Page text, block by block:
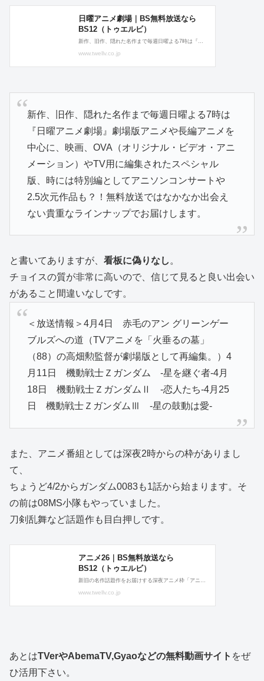
新作、旧作、隠れた名作まで毎週日曜よる7時は
『日曜アニメ劇場』 劇場版アニメや長編アニメを
中心に、映画、OVA（オリジナル・ビデオ・アニ
メーション）やTV用に編集されたスペシャル
版、時には特別編としてアニソンコンサートや
2.5次元作品も？！ 無料放送ではなかなか出会え
ない貴重なラインナップでお届けします。
と書いてありますが、 看板に偽りなし 。
チョイスの質が非常に高いので、信じて見ると良い出会い
があること間違いなしです。
＜放送情報＞ 4月4日 赤毛のアン グリーンゲー
ブルズへの道（TVアニメを「火垂るの墓」
（88）の高畑勲監督が劇場版として再編集。） 4
月11日 機動戦士Ｚガンダム -星を継ぐ者-4月
18日 機動戦士ＺガンダムⅡ -恋人たち-4月25
日 機動戦士ＺガンダムⅢ -星の鼓動は愛-
また、アニメ番組としては深夜2時からの枠がありまし
て、
ちょうど4/2からガンダム0083も1話から始まります。そ
の前は08MS小隊もやっていました。
刀剣乱舞など話題作も目白押しです。
あとはTVerやAbemaTV,Gyaoなどの無料動画サイト をぜ
ひ活用下さい。